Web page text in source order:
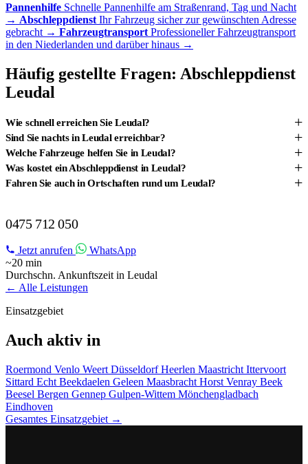
Pannenhilfe Schnelle Pannenhilfe am Straßenrand, Tag und Nacht
→ Abschleppdienst Ihr Fahrzeug sicher zur gewünschten Adresse
gebracht → Fahrzeugtransport Professioneller Fahrzeugtransport
in den Niederlanden und darüber hinaus →
Häufig gestellte Fragen: Abschleppdienst
Leudal
Wie schnell erreichen Sie Leudal? +
Sind Sie nachts in Leudal erreichbar? +
Welche Fahrzeuge helfen Sie in Leudal? +
Was kostet ein Abschleppdienst in Leudal? +
Fahren Sie auch in Ortschaften rund um Leudal? +
0475 712 050
Jetzt anrufen
WhatsApp
~20 min
Durchschn. Ankunftszeit in Leudal
← Alle Leistungen
Einsatzgebiet
Auch aktiv in
Roermond Venlo Weert DüsseldorfHeerlen Maastricht Ittervoort
Sittard Echt Beekdaelen Geleen Maasbracht Horst Venray Beek
Beesel Bergen Gennep Gulpen-Wittem Mönchengladbach
Eindhoven
Gesamtes Einsatzgebiet →